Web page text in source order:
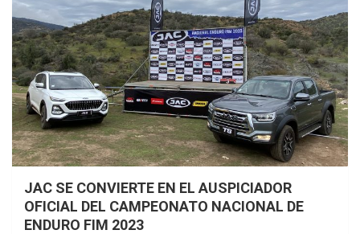
JAC SE CONVIERTE EN EL AUSPICIADOR
OFICIAL DEL CAMPEONATO NACIONAL DE
ENDURO FIM 2023